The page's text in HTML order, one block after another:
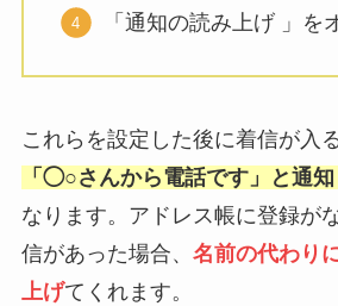
「通知の読み上げ 」を
これらを設定した後に着信が入る
「◯○さんから電話です」と通
なります。アドレス帳に登録が
信があった場合、 名前の代わり
上げてくれます。